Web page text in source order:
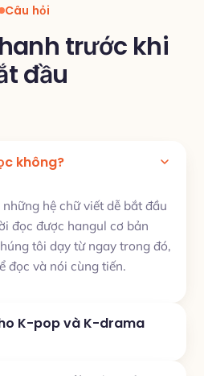
Câu hỏi
trước khi
đầu
không?
hệ chữ viết dễ bắt đầu
đọc được hangul cơ bản
tôi dạy từ ngay trong đó,
đọc và nói cùng tiến.
K-pop và K-drama